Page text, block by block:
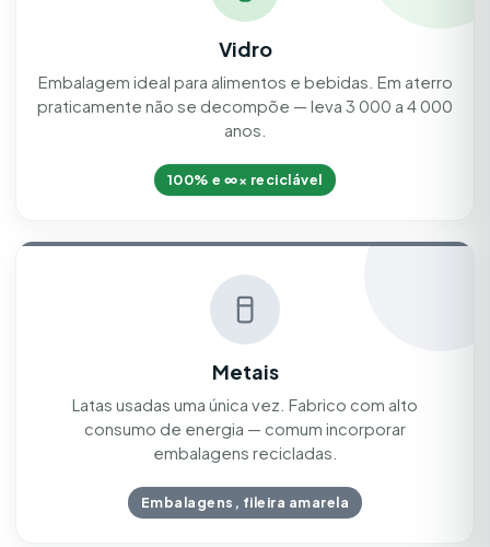
Vidro
Embalagem ideal para alimentos e bebidas. Em aterro
praticamente não se decompõe — leva 3 000 a 4 000
anos.
100% e ∞× reciclável
Metais
Latas usadas uma única vez. Fabrico com alto
consumo de energia — comum incorporar
embalagens recicladas.
Embalagens, fileira amarela